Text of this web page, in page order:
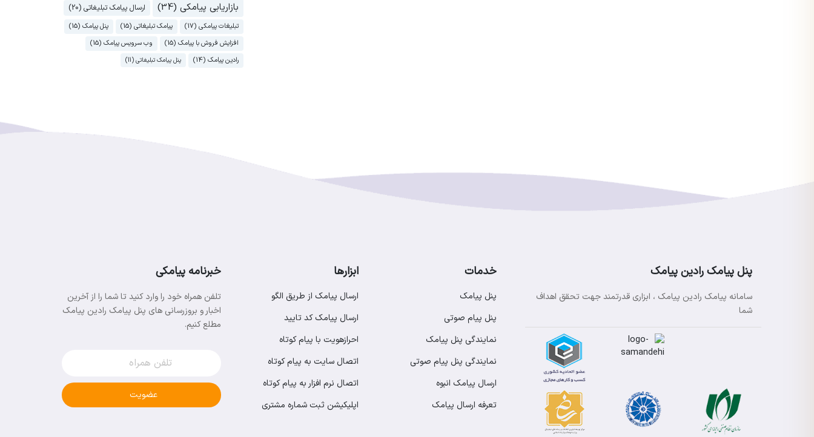
بازاریابی پیامکی (34) ارسال پیامک تبلیغاتی (20)
تبلیغات پیامکی (17) پیامک تبلیغاتی (15)
پنل پیامک (15)
افزایش فروش با پیامک (15)
وب سرویس پیامک (15)
رادین پیامک (14)
پنل پیامک تبلیغاتی (11)
پنل پیامک رادین پیامک
سامانه پیامک رادین پیامک ، ابزاری قدرتمند جهت تحقق اهداف
شما
خدمات
پنل پیامک
پنل پیام صوتی
نمایندگی پنل پیامک
نمایندگی پنل پیام صوتی
ارسال پیامک انبوه
تعرفه ارسال پیامک
ابزارها
ارسال پیامک از طریق الگو
ارسال پیامک کد تایید
احرازهویت با پیام کوتاه
اتصال سایت به پیام کوتاه
اتصال نرم افزار به پیام کوتاه
اپلیکیشن ثبت شماره مشتری
خبرنامه پیامکی
تلفن همراه خود را وارد کنید تا شما را از آخرین
اخبار و بروزرسانی های پنل پیامک رادین پیامک
مطلع کنیم.
عضویت